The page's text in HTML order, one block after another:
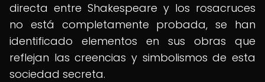
directa entre Shakespeare y los rosacruces
no está completamente probada, se han
identificado elementos en sus obras que
reflejan las creencias y simbolismos de esta
sociedad secreta.